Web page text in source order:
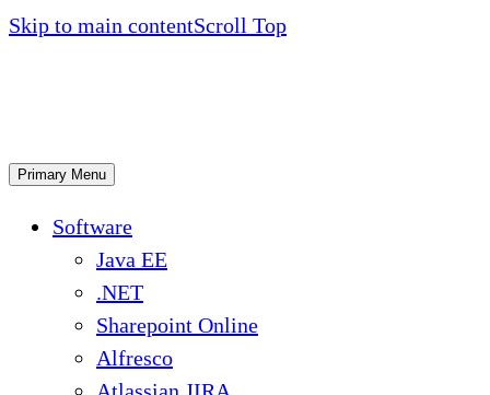
Skip to main contentScroll Top
Primary Menu
Software
Java EE
.NET
Sharepoint Online
Alfresco